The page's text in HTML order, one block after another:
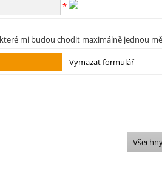
*
mi budou chodit maximálně jednou